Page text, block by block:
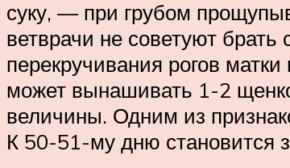
суку, — при грубом
ветврачи не советуют
перекручивания рогов
может вынашивать 1-2
величины. Одним из
К 50-51-му дню становится